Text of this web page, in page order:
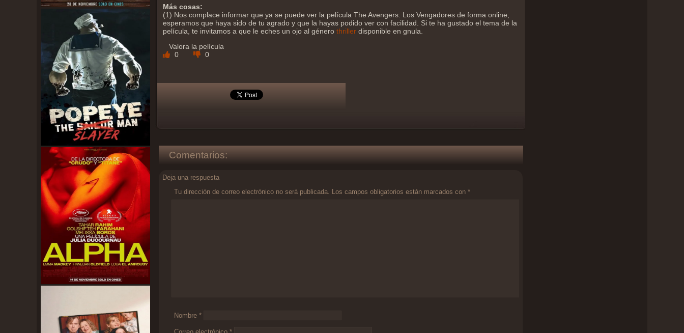
Más cosas:
(1) Nos complace informar que ya se puede ver la película The Avengers: Los Vengadores de forma online,
esperamos que haya sido de tu agrado y que la hayas podido ver con facilidad. Si te ha gustado el tema de la
película, te invitamos a que le eches un ojo al género thriller disponible en gnula.
Valora la película
0
0
Comentarios:
Deja una respuesta
Tu dirección de correo electrónico no será publicada. Los campos obligatorios están marcados con *
Nombre *